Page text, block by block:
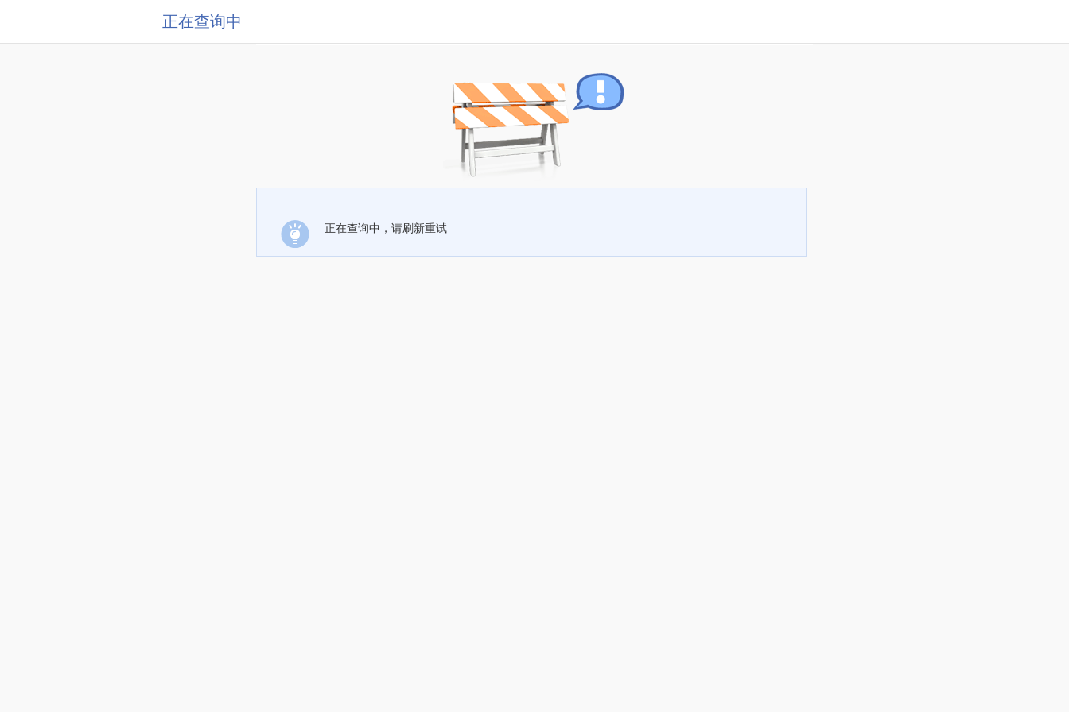
正在查询中
正在查询中，请刷新重试